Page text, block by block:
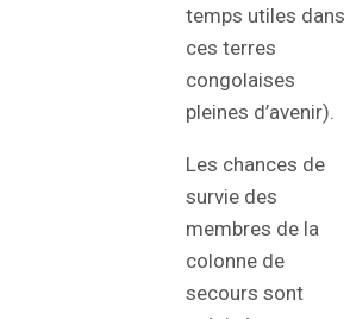
temps utiles dans
ces terres
congolaises
pleines d’avenir).
Les chances de
survie des
membres de la
colonne de
secours sont